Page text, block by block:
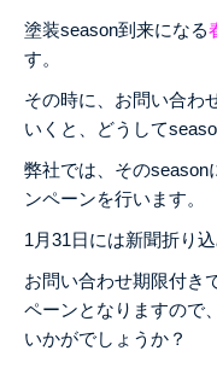
塗装season到来になる
す。
その時に、お問い合わ
いくと、どうして
弊社では、そのseason
ンペーンを行います。
1月31日には新聞折り
お問い合わせ期限付き
ペーンとなりますので
いかがでしょうか？